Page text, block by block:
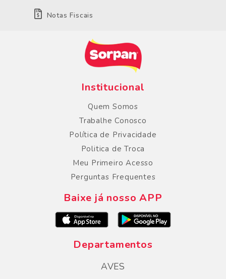
Notas Fiscais
Institucional
Quem Somos
Trabalhe Conosco
Política de Privacidade
Politica de Troca
Meu Primeiro Acesso
Perguntas Frequentes
Baixe já nosso APP
Departamentos
AVES